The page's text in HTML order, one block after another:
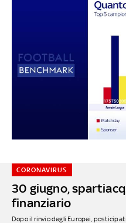
30 giugno,
finanziario
CORONAVIRUS
Dopo il rinvio degli Europei,